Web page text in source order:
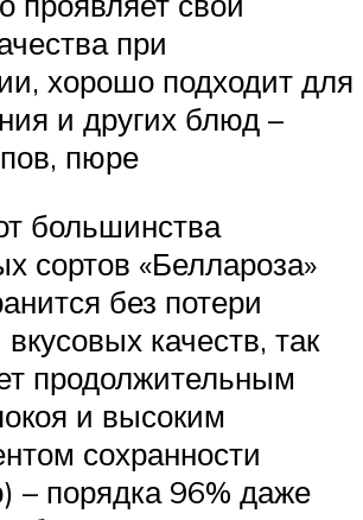
при
хорошо подходит для
и других блюд –
пюре
большинства
сортов «Беллароза»
без потери
качеств, так
продолжительным
и высоким
сохранности
– порядка 96% даже